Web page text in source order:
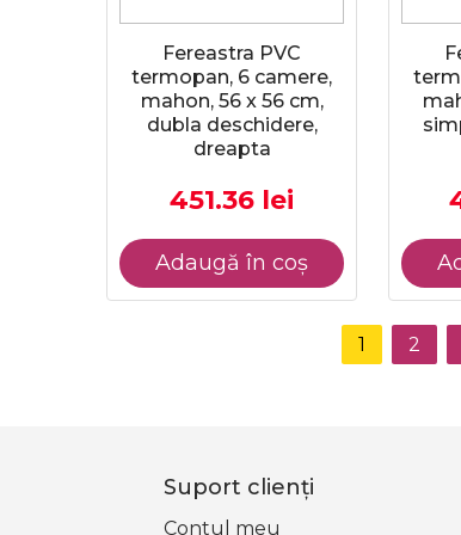
Fereastra PVC
termopan, 6 camere,
mahon, 56 x 56 cm,
dubla deschidere,
dreapta
451.36 lei
Adaugă în coș
1 2
Suport clienţi
Contul meu